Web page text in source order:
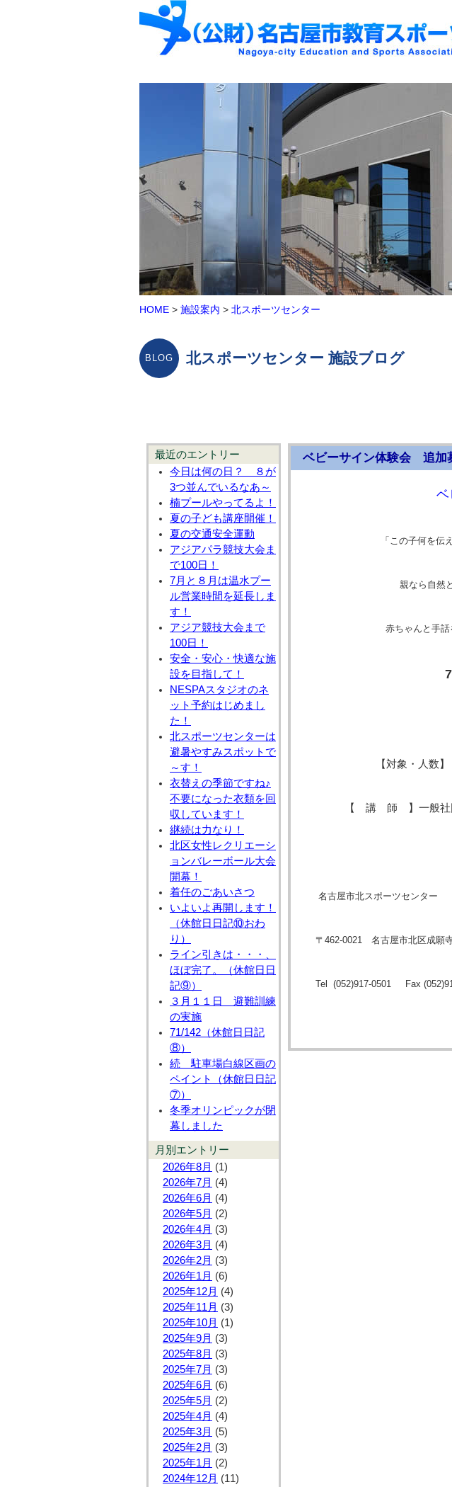
HOME > 施設案内 > 北スポーツセンター
北スポーツセンター 施設ブログ
最近のエントリー
今日は何の日？ ８が
3つ並んでいるなあ～
楠プールやってるよ！
夏の子ども講座開催！
夏の交通安全運動
アジアパラ競技大会ま
で100日！
7月と８月は温水プー
ル営業時間を延長しま
す！
アジア競技大会まで
100日！
安全・安心・快適な施
設を目指して！
NESPAスタジオのネ
ット予約はじめまし
た！
北スポーツセンターは
避暑やすみスポットで
～す！
衣替えの季節ですね♪
不要になった衣類を回
収しています！
継続は力なり！
北区女性レクリエーシ
ョンバレーボール大会
開幕！
着任のごあいさつ
いよいよ再開します！
（休館日日記⑩おわ
り）
ライン引きは・・・、
ほぼ完了。（休館日日
記⑨）
３月１１日 避難訓練
の実施
71/142（休館日日記
⑧）
続 駐車場白線区画の
ペイント（休館日日記
⑦）
冬季オリンピックが閉
幕しました
月別エントリー
2026年8月 (1)
2026年7月 (4)
2026年6月 (4)
2026年5月 (2)
2026年4月 (3)
2026年3月 (4)
2026年2月 (3)
2026年1月 (6)
2025年12月 (4)
2025年11月 (3)
2025年10月 (1)
2025年9月 (3)
2025年8月 (3)
2025年7月 (3)
2025年6月 (6)
2025年5月 (2)
2025年4月 (4)
2025年3月 (5)
2025年2月 (3)
2025年1月 (2)
2024年12月 (11)
ベビーサイン体験会 追加
「この子何を伝
親なら自然
赤ちゃんと手
【対象・人数
【 講 師 】一般社
名古屋市北スポーツセンター
〒462-0021 名古屋市北区成願
Tel (052)917-0501 Fax